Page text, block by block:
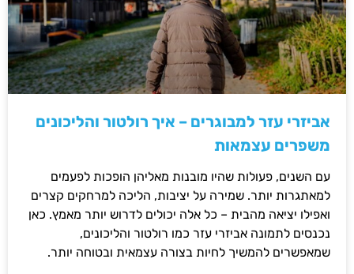
אביזרי עזר למבוגרים – איך רולטור והליכונים
משפרים עצמאות
עם השנים, פעולות שהיו מובנות מאליהן הופכות לפעמים
למאתגרות יותר. שמירה על יציבות, הליכה למרחקים קצרים
ואפילו יציאה מהבית – כל אלה יכולים לדרוש יותר מאמץ. כאן
נכנסים לתמונה אביזרי עזר כמו רולטור והליכונים,
שמאפשרים להמשיך לחיות בצורה עצמאית ובטוחה יותר.